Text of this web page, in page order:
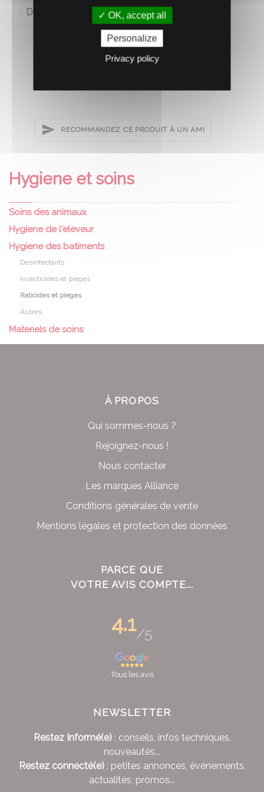
Diametre (en cm) 4.8
RECOMMANDEZ CE PRODUIT À UN AMI
Hygiene et soins
Soins des animaux
Hygiene de l'eleveur
Hygiene des batiments
Desinfectants
Insecticides et pieges
Raticides et pieges
Autres
Materiels de soins
À PROPOS
Qui sommes-nous ?
Rejoignez-nous !
Nous contacter
Les marques Alliance
Conditions générales de vente
Mentions légales et protection des données
PARCE QUE
VOTRE AVIS COMPTE...
4.1/5
Tous les avis
NEWSLETTER
Restez Informé(e): conseils, infos techniques,
nouveautés...
Restez connecté(e): petites annonces, événements,
actualités, promos...
OK, accept all
Personalize
Privacy policy